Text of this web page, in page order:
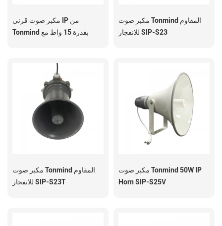
مكبر صوت قرني IP من
Tonmind بقدرة 15 واط مع
مكبر صوت Tonmind المقاوم
للانفجار SIP-S23
مكبر صوت Tonmind المقاوم
للانفجار SIP-S23T
مكبر صوت Tonmind 50W IP
Horn SIP-S25V